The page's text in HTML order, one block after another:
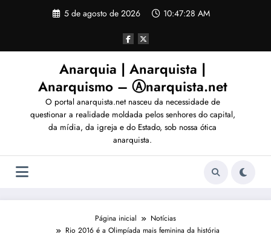
5 de agosto de 2026 10:47:29 AM
Anarquia | Anarquista |
Anarquismo – Ⓐnarquista.net
O portal anarquista.net nasceu da necessidade de
questionar a realidade moldada pelos senhores do capital,
da mídia, da igreja e do Estado, sob nossa ótica
anarquista.
Página inicial
Notícias
Rio 2016 é a Olimpíada mais feminina da história